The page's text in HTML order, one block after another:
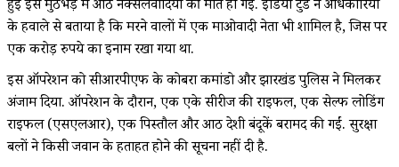
हुई इस मुठभेड़ में आठ नक्सलवादियों की मौत हो गई. इंडिया टुडे ने अधिकारियों
के हवाले से बताया है कि मरने वालों में एक माओवादी नेता भी शामिल है, जिस पर
एक करोड़ रुपये का इनाम रखा गया था.
इस ऑपरेशन को सीआरपीएफ के कोबरा कमांडो और झारखंड पुलिस ने मिलकर
अंजाम दिया. ऑपरेशन के दौरान, एक एके सीरीज की राइफल, एक सेल्फ लोडिंग
राइफल (एसएलआर), एक पिस्तौल और आठ देशी बंदूकें बरामद की गईं. सुरक्षा
बलों ने किसी जवान के हताहत होने की सूचना नहीं दी है.